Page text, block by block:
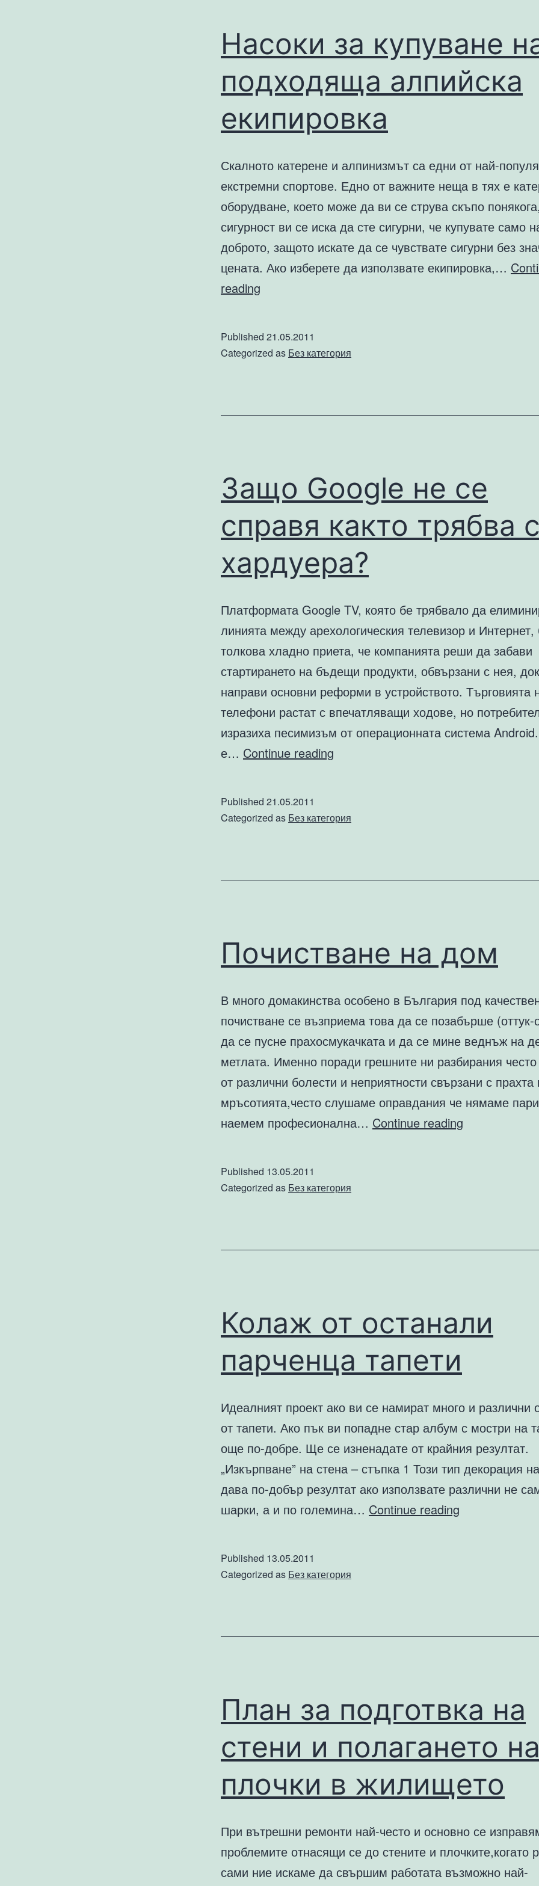
Насоки за купуване
подходяща алпийска
екипировка
Скалното катерене и алпинизмът са едни от най-
екстремни спортове. Едно от важните неща в тях е
оборудване, което може да ви се струва скъпо
сигурност ви се иска да сте сигурни, че купувате само
доброто, защото искате да се чувствате сигурни без
цената. Ако изберете да използвате екипировка,…
reading
на
Published 21.05.2011
Categorized as Без категория
Защо Google не се
справя както трябва
хардуера?
Платформата Google TV, която бе трябвало да
линията между арехологическия телевизор и Интернет,
толкова хладно приета, че компанията реши да забави
стартирането на бъдещи продукти, обвързани с нея,
направи основни реформи в устройството. Търговията
телефони растат с впечатляващи ходове, но
изразиха песимизъм от операционната система
е… Continue reading
се
Published 21.05.2011
Categorized as Без категория
Почистване на дом
В много домакинства особено в България под
почистване се възприема това да се позабърше (оттук-
да се пусне прахосмукачката и да се мине веднъж на
метлата. Именно поради грешните ни разбирания
от различни болести и неприятности свързани с прахта
мръсотията,често слушаме оправдания че нямаме
наемем професионална… Continue reading
Published 13.05.2011
Categorized as Без категория
Колаж от останали
парченца тапети
Идеалният проект ако ви се намират много и различни
от тапети. Ако пък ви попадне стар албум с мостри на
още по-добре. Ще се изненадате от крайния резултат.
„Изкърпване” на стена – стъпка 1 Този тип декорация
дава по-добър резултат ако използвате различни не
шарки, а и по големина… Continue reading
Published 13.05.2011
Categorized as Без категория
План за подготвка на
стени и полагането
плочки в жилището
При вътрешни ремонти най-често и основно се
проблемите отнасящи се до стените и плочките,когато
сами ние искаме да свършим работата възможно най-